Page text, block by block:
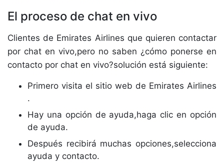
El proceso de chat en vivo
Clientes de Emirates Airlines que quieren contactar
por chat en vivo,pero no saben ¿cómo ponerse en
contacto por chat en vivo?solución está siguiente:
Primero visita el sitio web de Emirates Airlines
.
Hay una opción de ayuda,haga clic en opción
de ayuda.
Después recibirá muchas opciones,selecciona
ayuda y contacto.